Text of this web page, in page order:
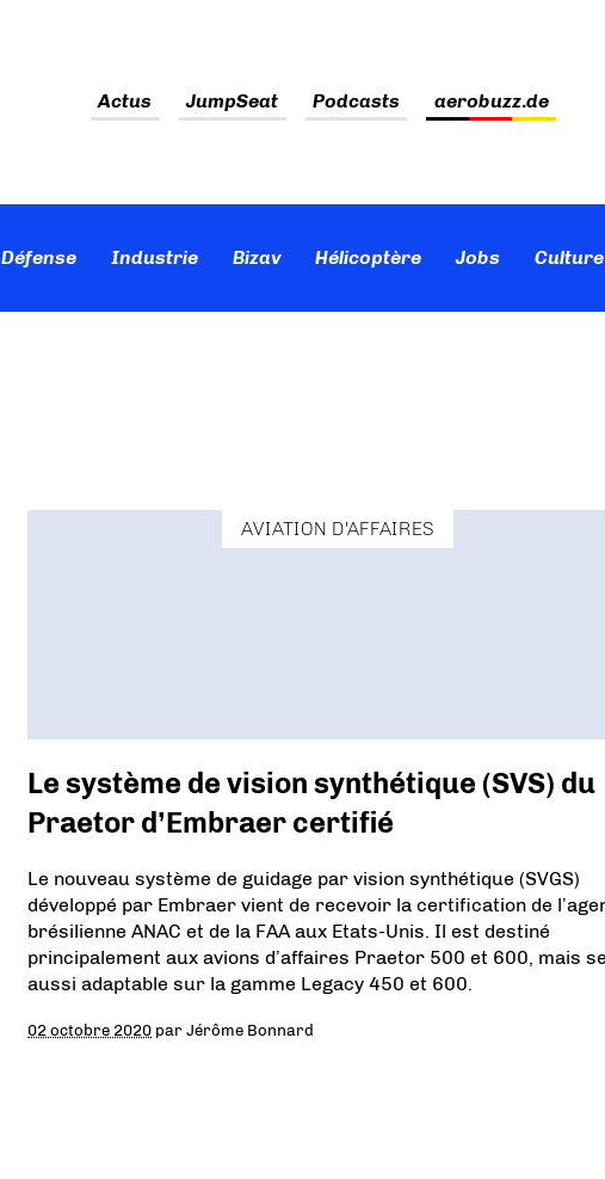
Actus JumpSeat Podcasts aerobuzz.de
Défense Industrie Bizav Hélicoptère Jobs
AVIATION D'AFFAIRES
Le système de vision synthétique (SVS) du
Praetor d’Embraer certifié
Le nouveau système de guidage par vision synthétique (SVGS)
développé par Embraer vient de recevoir la certification de
brésilienne ANAC et de la FAA aux Etats-Unis. Il est destiné
principalement aux avions d’affaires Praetor 500 et 600, mais
aussi adaptable sur la gamme Legacy 450 et 600.
02 octobre 2020 parJérôme Bonnard